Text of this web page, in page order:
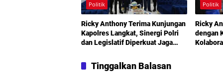
Politik
Ricky Anthony Terima Kunjungan
Kapolres Langkat, Sinergi Polri
dan Legislatif Diperkuat Jaga
Politik
Ricky
dengan
Tinggalkan Balasan